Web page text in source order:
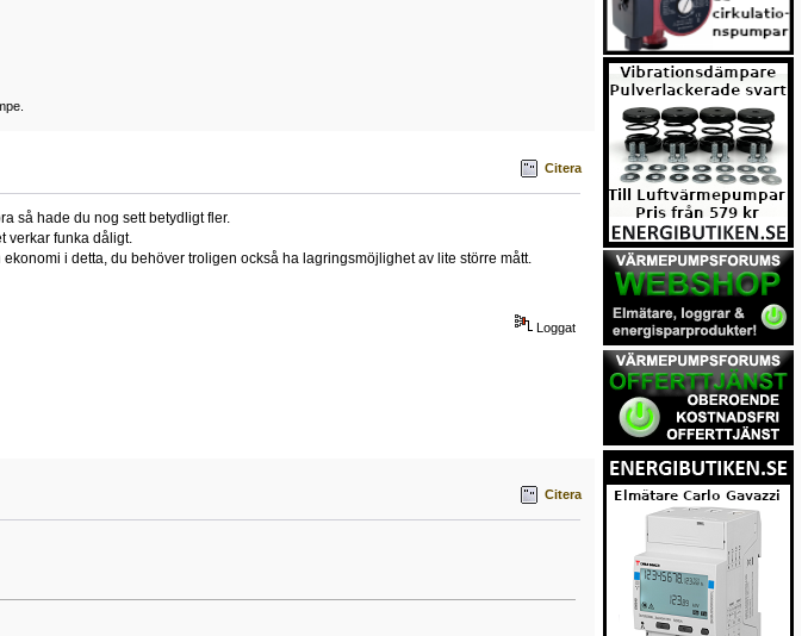
Citera
så hade du nog sett betydligt fler.
verkar funka dåligt.
i detta, du behöver troligen också ha lagringsmöjlighet av lite större mått.
Loggat
Citera